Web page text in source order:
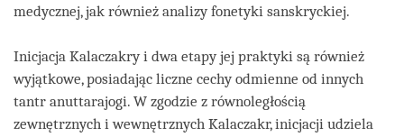
medycznej, jak również analizy fonetyki sanskryckiej.
Inicjacja Kalaczakry i dwa etapy jej praktyki są również
wyjątkowe, posiadając liczne cechy odmienne od innych
tantr anuttarajogi. W zgodzie z równoległością
zewnętrznych i wewnętrznych Kalaczakr, inicjacji udziela